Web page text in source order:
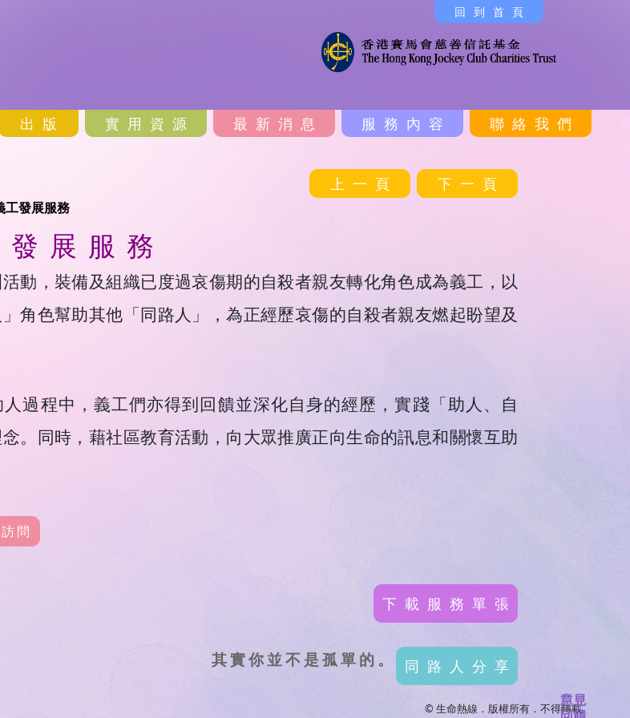
回到首頁
出版 實用資源 最新消息 服務內容 聯絡我們
工發展服務
展服務
動，裝備及組織已度過哀傷期的自殺者親友轉化角色成為義工，以
」角色幫助其他「同路人」，為正經歷哀傷的自殺者親友燃起盼望及
過程中，義工們亦得到回饋並深化自身的經歷，實踐「助人、自
。同時，藉社區教育活動，向大眾推廣正向生命的訊息和關懷互助
問
下載服務單張
其實你並不是孤單的。 同路人分享
上一頁 下一頁
© 生命熱線．版權所有．不得轉載